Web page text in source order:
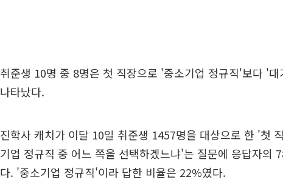
취준생 10명 중 8명은 첫 직장으로 '중소기업 정규직'보다 '
나타났다.
진학사 캐치가 이달 10일 취준생 1457명을 대상으로 한 '첫
기업 정규직 중 어느 쪽을 선택하겠느냐'는 질문에 응답자의
다. '중소기업 정규직'이라 답한 비율은 22%였다.